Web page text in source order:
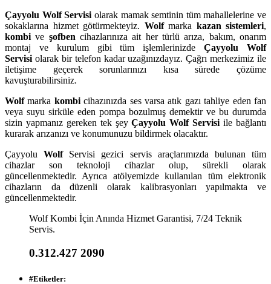
Çayyolu Wolf Servisi olarak mamak semtinin tüm mahallelerine ve
sokaklarına hizmet götürmekteyiz. Wolf marka kazan sistemleri,
kombive şofben cihazlarınıza ait her türlü arıza, bakım, onarım
montaj ve kurulum gibi tüm işlemlerinizdeÇayyoluWolf
Servisi olarak bir telefon kadar uzağınızdayız. Çağrı merkezimiz ile
iletişime geçerek sorunlarınızı kısa sürede çözüme
kavuşturabilirsiniz.
Wolfmarka kombicihazınızda ses varsa atık gazı tahliye eden fan
veya suyu sirküle eden pompa bozulmuş demektir ve bu durumda
sizin yapmanız gereken tek şeyÇayyolu Wolf Servisiile bağlantı
kurarak arızanızı ve konumunuzu bildirmek olacaktır.
ÇayyoluWolf Servisi gezici servis araçlarımızda bulunan tüm
cihazlar son teknoloji cihazlar olup, sürekli olarak
güncellenmektedir. Ayrıca atölyemizde kullanılan tüm elektronik
cihazların da düzenli olarak kalibrasyonları yapılmakta ve
güncellenmektedir.
Wolf Kombi İçin Anında Hizmet Garantisi, 7/24 Teknik
Servis.
0.312.427 2090
#Etiketler: